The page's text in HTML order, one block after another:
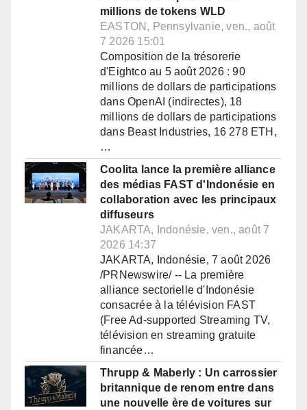
millions de tokens WLD
EASTON, Pennsylvanie, ven., août
7 2026 15:01
Composition de la trésorerie
d'Eightco au 5 août 2026 : 90
millions de dollars de participations
dans OpenAI (indirectes), 18
millions de dollars de participations
dans Beast Industries, 16 278 ETH,
…
Coolita lance la première alliance
des médias FAST d'Indonésie en
collaboration avec les principaux
diffuseurs
JAKARTA, Indonésie, ven., août 7
2026 14:37
JAKARTA, Indonésie, 7 août 2026
/PRNewswire/ -- La première
alliance sectorielle d'Indonésie
consacrée à la télévision FAST
(Free Ad-supported Streaming TV,
télévision en streaming gratuite
financée…
Thrupp & Maberly : Un carrossier
britannique de renom entre dans
une nouvelle ère de voitures sur